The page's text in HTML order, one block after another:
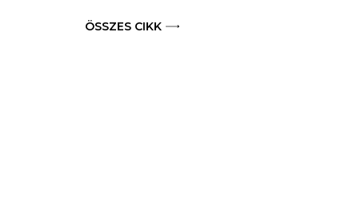
ÖSSZES CIKK